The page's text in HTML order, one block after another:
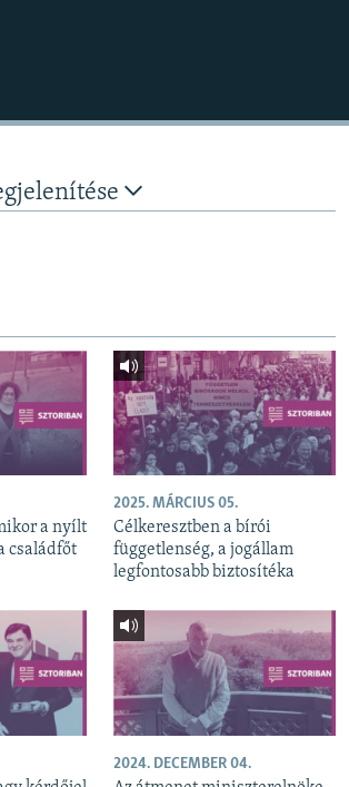
a nyílt
családfőt
2025. MÁRCIUS 05.
Célkeresztben a bírói
függetlenség, a jogállam
legfontosabb biztosítéka
2024. DECEMBER 04.